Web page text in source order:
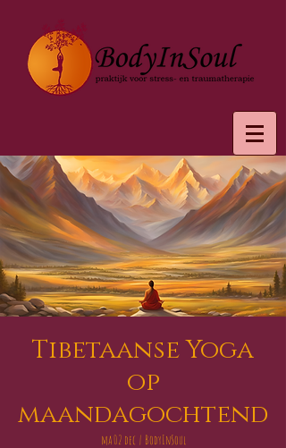
Tibetaanse Yoga
op
maandagochtend
ma 02 dec
  |
BodyInSoul